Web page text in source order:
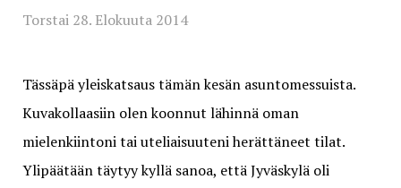
Torstai 28. Elokuuta 2014
Tässäpä yleiskatsaus tämän kesän asuntomessuista.
Kuvakollaasiin olen koonnut lähinnä oman
mielenkiintoni tai uteliaisuuteni herättäneet tilat.
Ylipäätään täytyy kyllä sanoa, että Jyväskylä oli